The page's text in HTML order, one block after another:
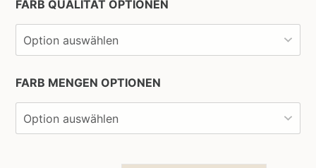
FARB QUALITÄT OPTIONEN
FARB MENGEN OPTIONEN